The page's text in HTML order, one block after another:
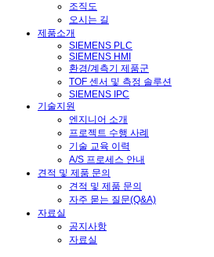
조직도
오시는 길
제품소개
SIEMENS PLC
SIEMENS HMI
환경/계측기 제품군
TOF 센서 및 측정 솔루션
SIEMENS IPC
기술지원
엔지니어 소개
프로젝트 수행 사례
기술 교육 이력
A/S 프로세스 안내
견적 및 제품 문의
견적 및 제품 문의
자주 묻는 질문(Q&A)
자료실
공지사항
자료실